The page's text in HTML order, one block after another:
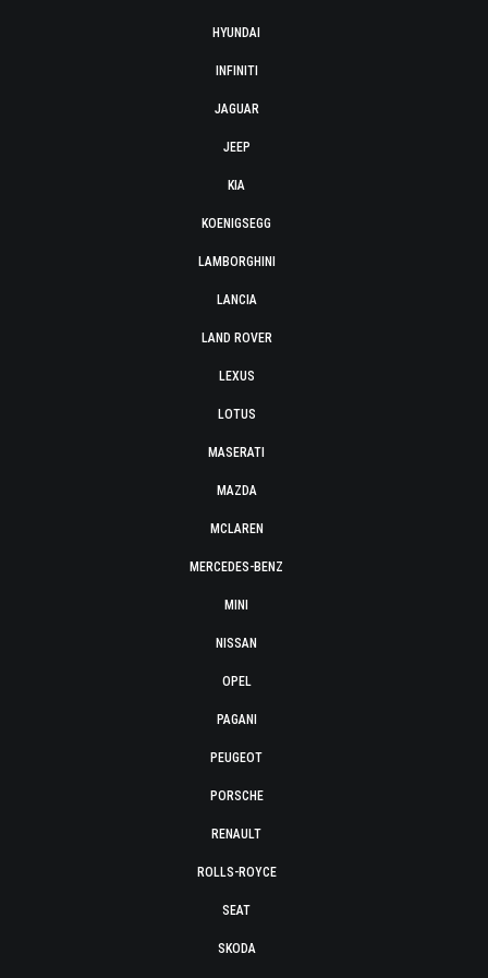
HYUNDAI
INFINITI
JAGUAR
JEEP
KIA
KOENIGSEGG
LAMBORGHINI
LANCIA
LAND ROVER
LEXUS
LOTUS
MASERATI
MAZDA
MCLAREN
MERCEDES-BENZ
MINI
NISSAN
OPEL
PAGANI
PEUGEOT
PORSCHE
RENAULT
ROLLS-ROYCE
SEAT
SKODA